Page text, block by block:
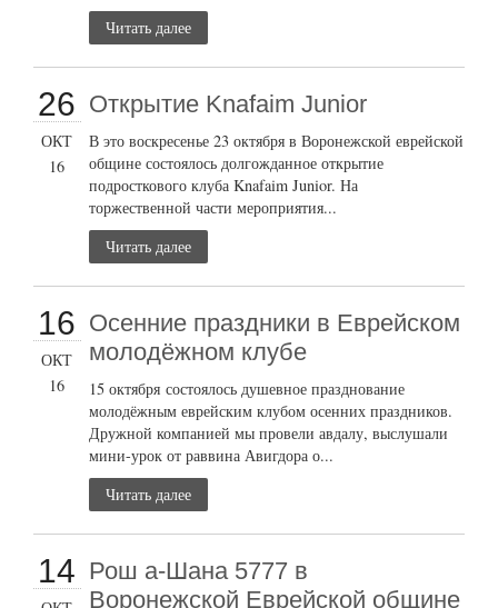
Читать далее
26
ОКТ
16
Открытие Knafaim Junior
В это воскресенье 23 октября в Воронежской еврейской
общине состоялось долгожданное открытие
подросткового клуба Knafaim Junior. На
торжественной части мероприятия...
Читать далее
16
ОКТ
16
Осенние праздники в Еврейском
молодёжном клубе
15 октября состоялось душевное празднование
молодёжным еврейским клубом осенних праздников.
Дружной компанией мы провели авдалу, выслушали
мини-урок от раввина Авигдора о...
Читать далее
14 Рош а-Шана 5777 в
Воронежской Еврейской общине